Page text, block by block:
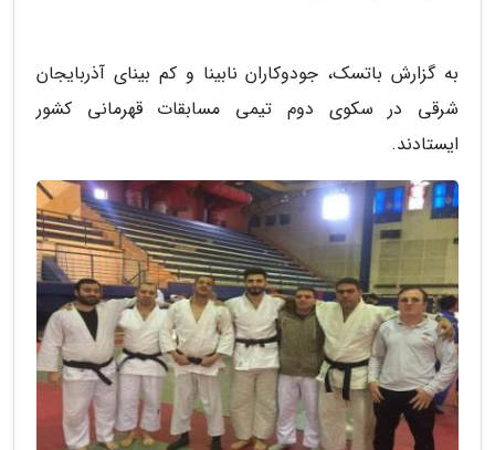
به گزارش باتسک، جودوکاران نابینا و کم بینای آذربایجان
شرقی در سکوی دوم تیمی مسابقات قهرمانی کشور
ایستادند.